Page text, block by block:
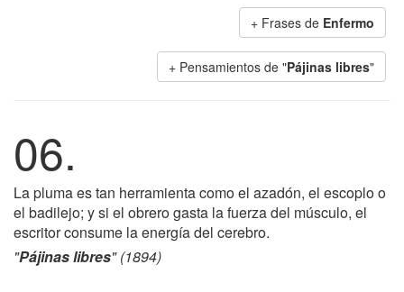
+ Frases de Enfermo
+ Pensamientos de "Pájinas libres"
06.
La pluma es tan herramienta como el azadón, el escoplo o
el badilejo; y si el obrero gasta la fuerza del músculo, el
escritor consume la energía del cerebro.
"Pájinas libres" (1894)